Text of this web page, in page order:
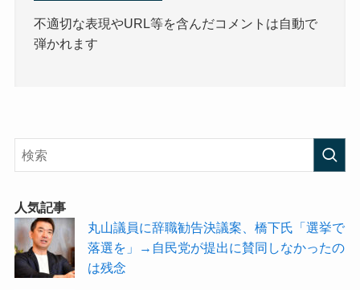
不適切な表現やURL等を含んだコメントは自動で
弾かれます
人気記事
丸山議員に辞職勧告決議案、橋下氏「選挙で
落選を」→自民党が提出に賛同しなかったの
は残念